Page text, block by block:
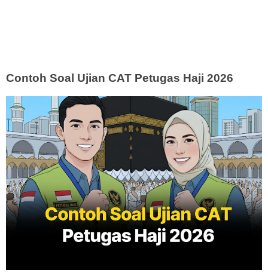
Contoh Soal Ujian CAT Petugas Haji 2026